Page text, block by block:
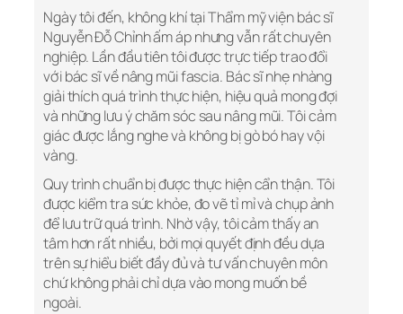
Ngày tôi đến, không khí tại Thẩm mỹ viện bác sĩ
Nguyễn Đỗ Chỉnh ấm áp nhưng vẫn rất chuyên
nghiệp. Lần đầu tiên tôi được trực tiếp trao đổi
với bác sĩ về nâng mũi fascia. Bác sĩ nhẹ nhàng
giải thích quá trình thực hiện, hiệu quả mong đợi
và những lưu ý chăm sóc sau nâng mũi. Tôi cảm
giác được lắng nghe và không bị gò bó hay vội
vàng.
Quy trình chuẩn bị được thực hiện cẩn thận. Tôi
được kiểm tra sức khỏe, đo vẽ tỉ mỉ và chụp ảnh
để lưu trữ quá trình. Nhờ vậy, tôi cảm thấy an
tâm hơn rất nhiều, bởi mọi quyết định đều dựa
trên sự hiểu biết đầy đủ và tư vấn chuyên môn
chứ không phải chỉ dựa vào mong muốn bề
ngoài.